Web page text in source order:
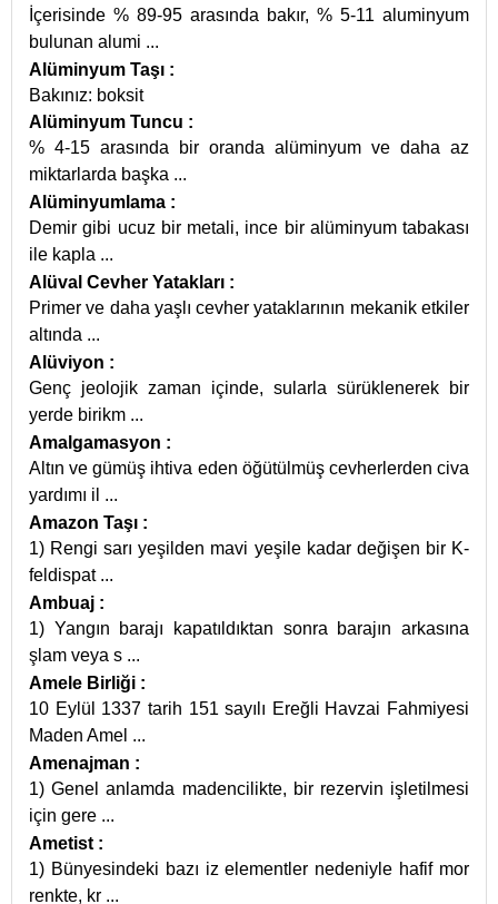
İçerisinde % 89-95 arasında bakır, % 5-11 aluminyum
bulunan alumi ...
Alüminyum Taşı :
Bakınız: boksit
Alüminyum Tuncu :
% 4-15 arasında bir oranda alüminyum ve daha az
miktarlarda başka ...
Alüminyumlama :
Demir gibi ucuz bir metali, ince bir alüminyum tabakası
ile kapla ...
Alüval Cevher Yatakları :
Primer ve daha yaşlı cevher yataklarının mekanik etkiler
altında ...
Alüviyon :
Genç jeolojik zaman içinde, sularla sürüklenerek bir
yerde birikm ...
Amalgamasyon :
Altın ve gümüş ihtiva eden öğütülmüş cevherlerden civa
yardımı il ...
Amazon Taşı :
1) Rengi sarı yeşilden mavi yeşile kadar değişen bir K-
feldispat ...
Ambuaj :
1) Yangın barajı kapatıldıktan sonra barajın arkasına
şlam veya s ...
Amele Birliği :
10 Eylül 1337 tarih 151 sayılı Ereğli Havzai Fahmiyesi
Maden Amel ...
Amenajman :
1) Genel anlamda madencilikte, bir rezervin işletilmesi
için gere ...
Ametist :
1) Bünyesindeki bazı iz elementler nedeniyle hafif mor
renkte, kr ...